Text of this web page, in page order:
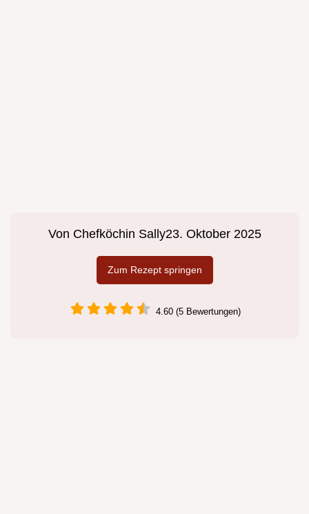
Von Chefköchin Sally23. Oktober 2025
Zum Rezept springen
4.60 (5 Bewertungen)